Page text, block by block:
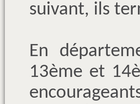
suivant, ils
En
13ème et